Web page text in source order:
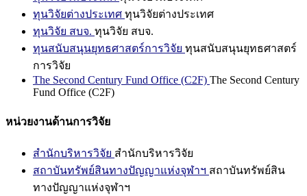
ทุนวิจัยต่างประเทศ ทุนวิจัยต่างประเทศ
ทุนวิจัย สบจ. ทุนวิจัย สบจ.
ทุนสนับสนุนยุทธศาสตร์การวิจัย ทุนสนับสนุนยุทธศาสตร์
การวิจัย
The Second Century Fund Office (C2F) The Second Century
Fund Office (C2F)
หน่วยงานด้านการวิจัย
สำนักบริหารวิจัย สำนักบริหารวิจัย
สถาบันทรัพย์สินทางปัญญาแห่งจุฬาฯ สถาบันทรัพย์สิน
ทางปัญญาแห่งจุฬาฯ